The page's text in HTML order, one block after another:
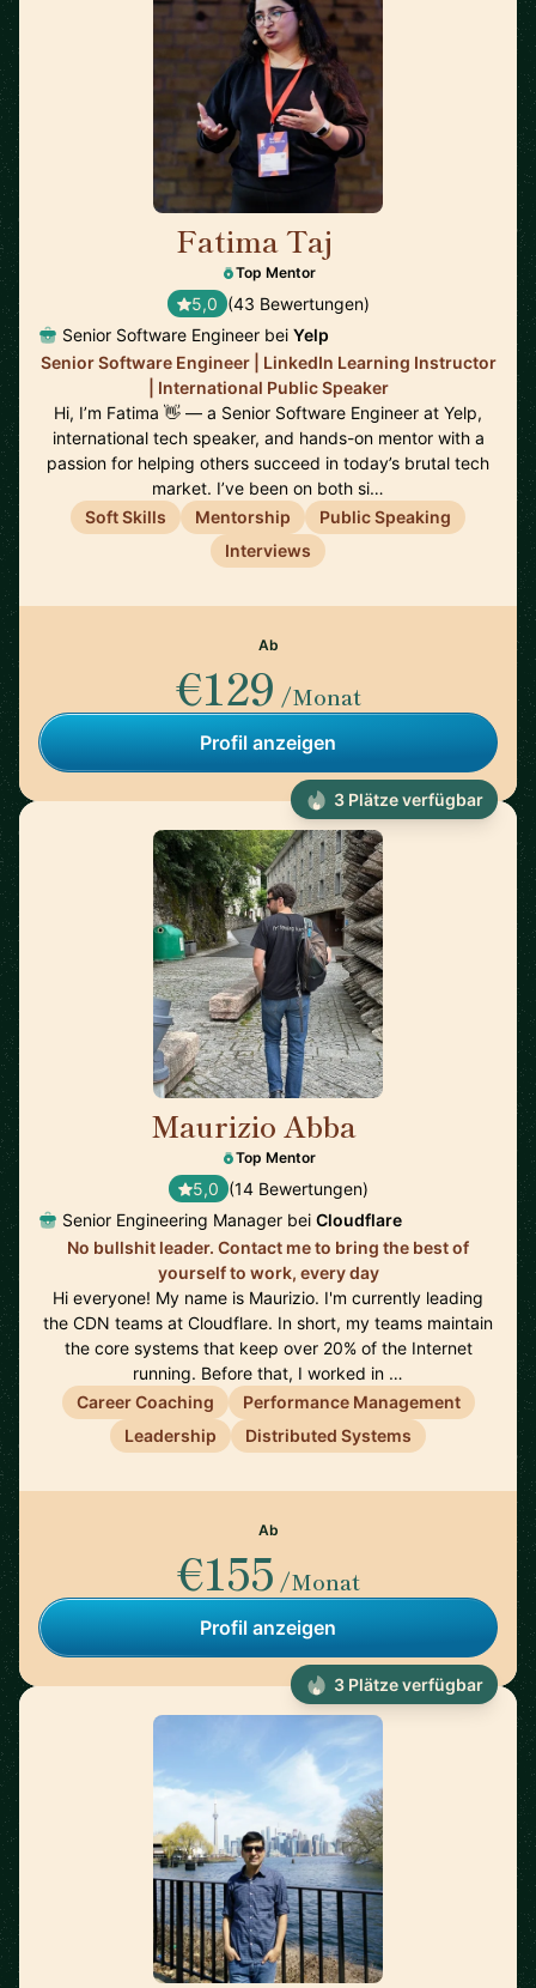
Fatima Taj
Top Mentor
5,0 (43 Bewertungen)
Senior Software Engineer bei Yelp
Senior Software Engineer | LinkedIn Learning Instructor
| International Public Speaker
Hi, I’m Fatima 👋 — a Senior Software Engineer at Yelp,
international tech speaker, and hands-on mentor with a
passion for helping others succeed in today’s brutal tech
market. I’ve been on both si…
Soft Skills
Mentorship
Public Speaking
Interviews
Ab
€129 /Monat
Profil anzeigen
Maurizio Abba
Top Mentor
5,0 (14 Bewertungen)
Senior Engineering Manager bei Cloudflare
No bullshit leader. Contact me to bring the best of
yourself to work, every day
Hi everyone! My name is Maurizio. I'm currently leading
the CDN teams at Cloudflare. In short, my teams maintain
the core systems that keep over 20% of the Internet
running. Before that, I worked in …
Career Coaching
Performance Management
Leadership
Distributed Systems
Ab
€155 /Monat
Profil anzeigen
3 Plätze verfügbar
3 Plätze verfügbar